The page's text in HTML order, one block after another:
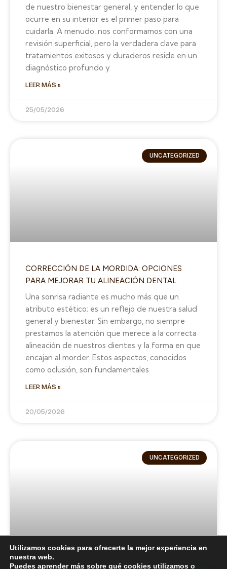
de nuestro bienestar general, y entender lo que
ocurre en su interior es el primer paso para
cuidarla. A menudo, nos conformamos con una
revisión superficial, pero la verdadera clave para
tratamientos exitosos y duraderos reside en un
diagnóstico profundo y
LEER MÁS »
25/05/2026
UNCATEGORIZED
CORRECCIÓN DE LA MORDIDA: OPCIONES
PARA MEJORAR TU ALINEACIÓN DENTAL
Una sonrisa radiante es mucho más que un
atributo estético; es un reflejo de nuestra salud
general y bienestar. Sin embargo, no siempre
prestamos la atención que merece a la correcta
alineación de nuestros dientes y la forma en que
encajan al morder. Estos aspectos, conocidos
como oclusión, son fundamentales
LEER MÁS »
20/05/2026
UNCATEGORIZED
Utilizamos cookies para ofrecerte la mejor experiencia en
nuestra web.
Puedes aprender más sobre qué cookies utilizamos o